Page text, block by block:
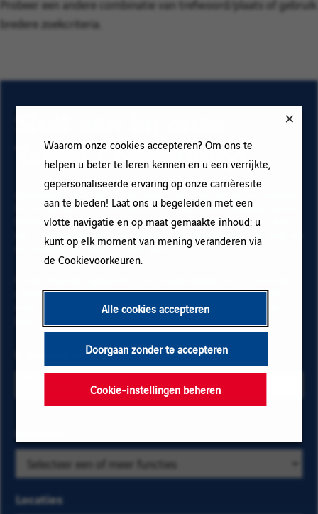
Waarom onze cookies accepteren? Om ons te
helpen u beter te leren kennen en u een verrijkte,
gepersonaliseerde ervaring op onze carrièresite
aan te bieden! Laat ons u begeleiden met een
vlotte navigatie en op maat gemaakte inhoud: u
kunt op elk moment van mening veranderen via
de Cookievoorkeuren.
Alle cookies accepteren
Doorgaan zonder te accepteren
Cookie-instellingen beheren
Probeer een andere combinatie van trefwoord/plaats of gebruik
bredere zoekcriteria.
Sluit aan bij onze
Talent Community!
Abonneer op onze e-mail alerts om ons vacature aanbod
te ontvangen en informatie te krijgen over nieuwe banen
binnen Vinci. Vul uw e-mailadres en voorkeuren in. Klik
op "Toevoegen" en vervolgens op "Abonneren" en blijf op
de hoogte via onze e-mail alerts!
registreren voor de email alerts. Voor meer informatie
over het beheer van uw gegevens en over uw rechten,
bedrijfs- en
locatiecriteria
vacatures te
op
categorie
kies
Locaties